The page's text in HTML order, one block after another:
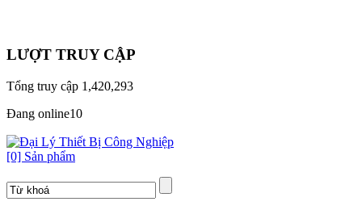
LƯỢT TRUY CẬP
Tổng truy cập 1,420,293
Đang online10
[0] Sản phẩm